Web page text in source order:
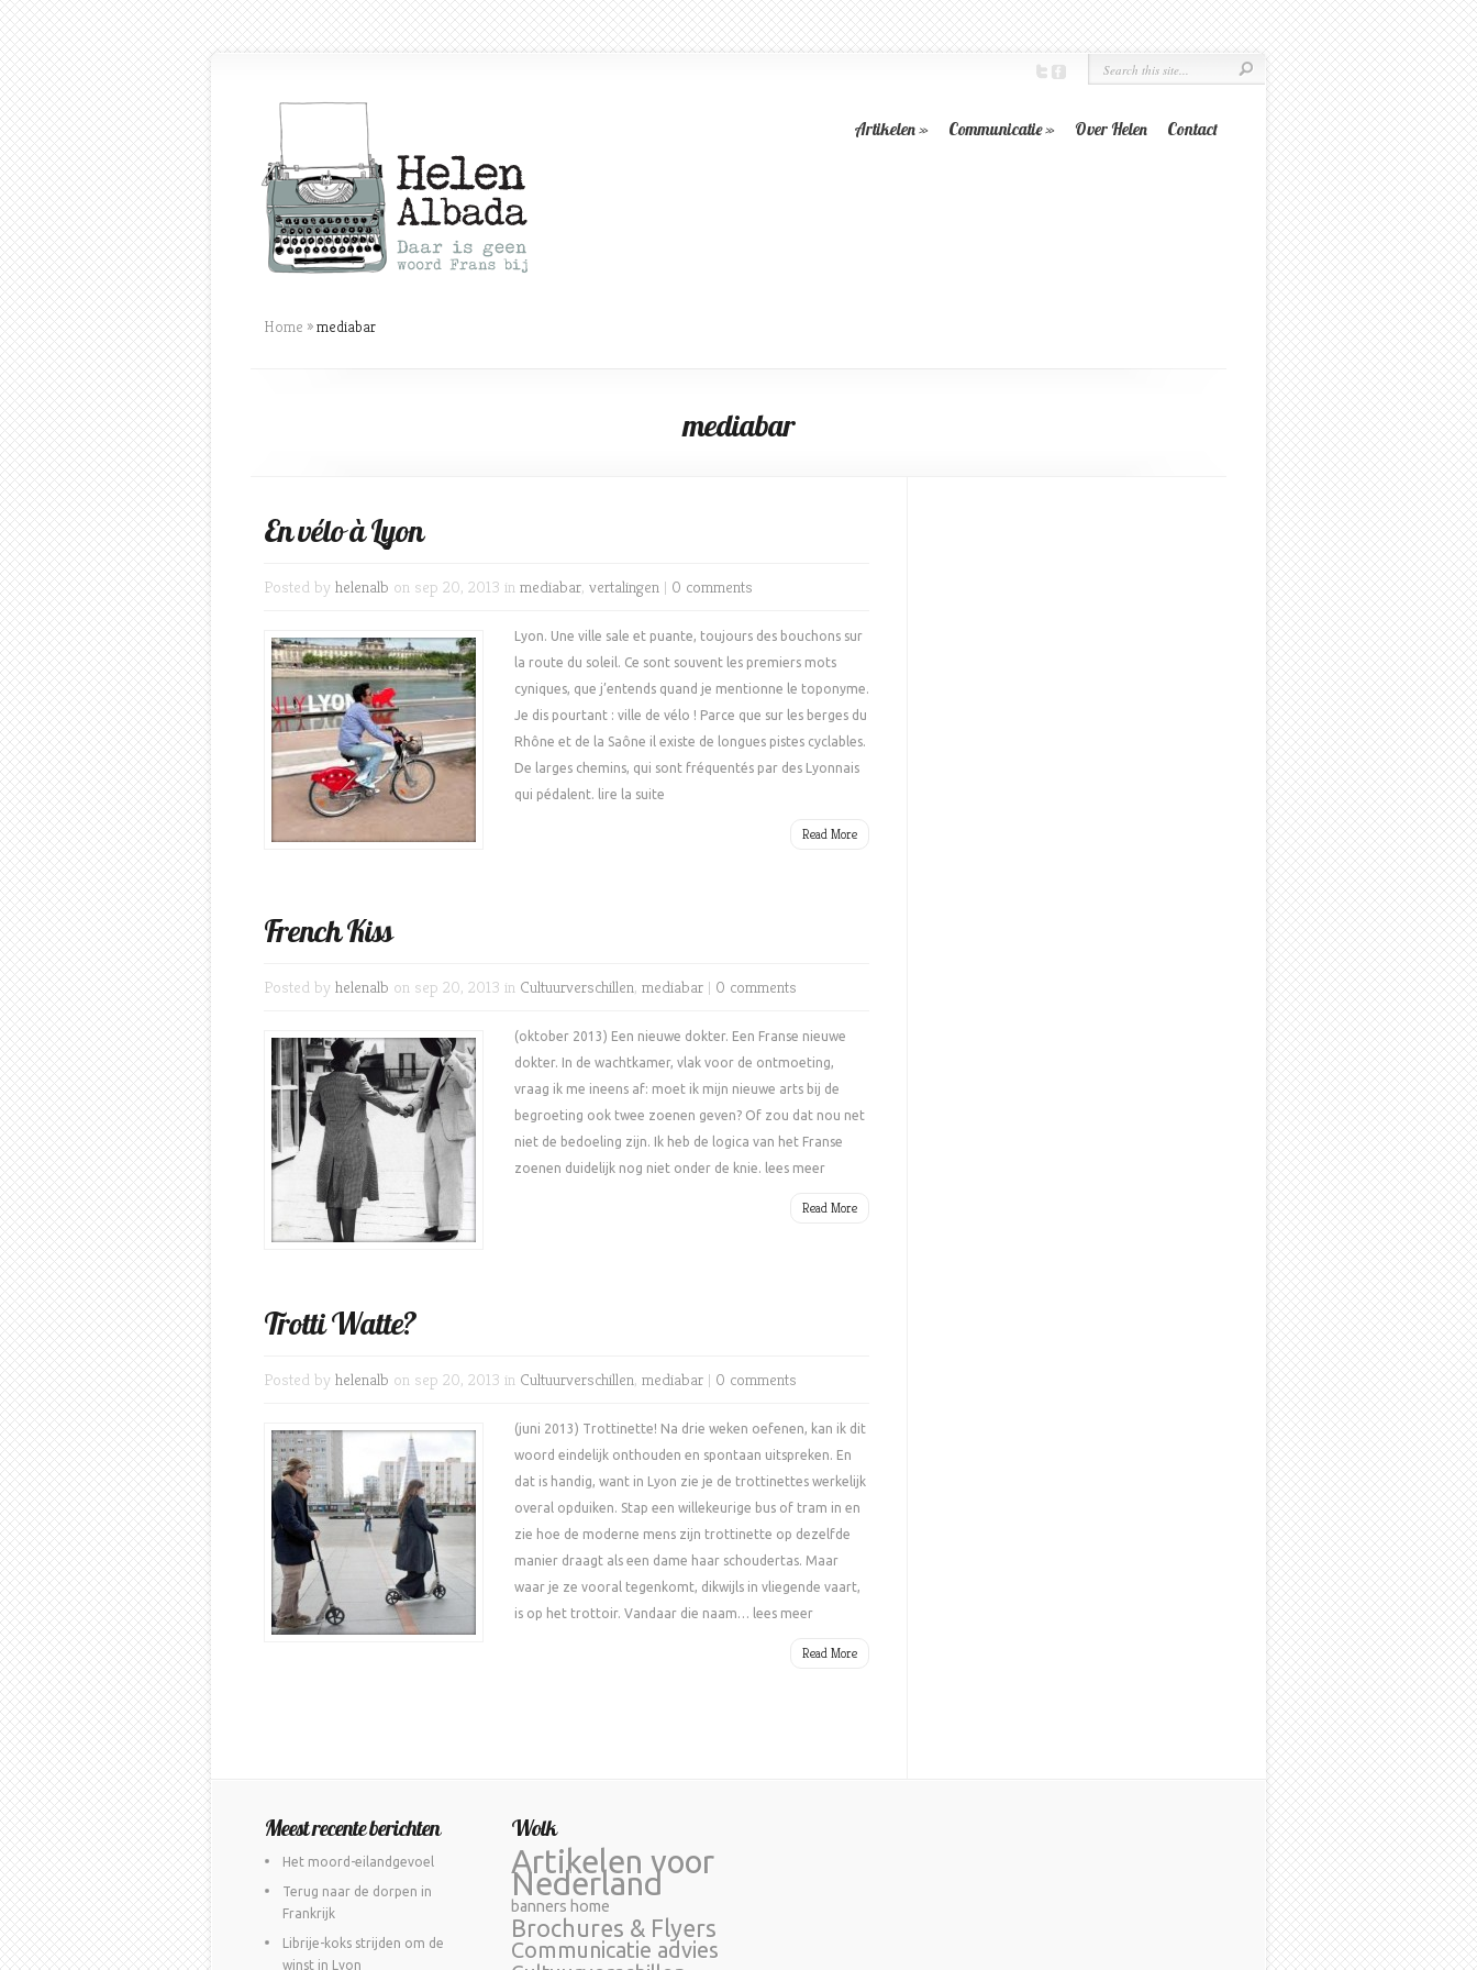
Artikelen» Communicatie» Over Helen Contact
Home »mediabar
mediabar
En vélo à Lyon
Posted by helenalb on sep 20, 2013 in mediabar, vertalingen | 0 comments
Lyon. Une ville sale et puante, toujours des bouchons sur
la route du soleil. Ce sont souvent les premiers mots
cyniques, que j’entends quand je mentionne le toponyme.
Je dis pourtant : ville de vélo ! Parce que sur les berges du
Rhône et de la Saône il existe de longues pistes cyclables.
De larges chemins, qui sont fréquentés par des Lyonnais
qui pédalent. lire la suite
Read More
French Kiss
Posted by helenalb on sep 20, 2013 in Cultuurverschillen, mediabar | 0 comments
(oktober 2013) Een nieuwe dokter. Een Franse nieuwe
dokter. In de wachtkamer, vlak voor de ontmoeting,
vraag ik me ineens af: moet ik mijn nieuwe arts bij de
begroeting ook twee zoenen geven? Of zou dat nou net
niet de bedoeling zijn. Ik heb de logica van het Franse
zoenen duidelijk nog niet onder de knie. lees meer
Read More
Trotti Watte?
Posted by helenalb on sep 20, 2013 in Cultuurverschillen, mediabar | 0 comments
(juni 2013) Trottinette! Na drie weken oefenen, kan ik dit
woord eindelijk onthouden en spontaan uitspreken. En
dat is handig, want in Lyon zie je de trottinettes werkelijk
overal opduiken. Stap een willekeurige bus of tram in en
zie hoe de moderne mens zijn trottinette op dezelfde
manier draagt als een dame haar schoudertas. Maar
waar je ze vooral tegenkomt, dikwijls in vliegende vaart,
is op het trottoir. Vandaar die naam… lees meer
Read More
Meest recente berichten
Het moord-eilandgevoel
Terug naar de dorpen in
Frankrijk
Librije-koks strijden om de
winst in Lyon
Wolk
Artikelen voor
Nederland
banners home
Brochures & Flyers
Communicatie advies